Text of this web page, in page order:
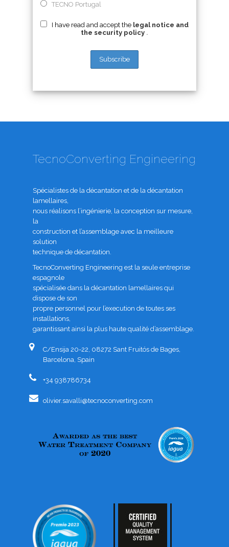
TECNO Portugal
I have read and accept the legal notice and
the security policy .
TecnoConverting Engineering
Spécialistes de la décantation et de la décantation
lamellaires,
nous réalisons l’ingénierie, la conception sur mesure,
la
construction et l’assemblage avec la meilleure
solution
technique de décantation.
TecnoConverting Engineering est la seule entreprise
espagnole
spécialisée dans la décantation lamellaires qui
dispose de son
propre personnel pour l’execution de toutes ses
installations,
garantissant ainsi la plus haute qualité d’assemblage.
C/Ensija 20-22, 08272 Sant Fruitós de Bages,
Barcelona, Spain
+34 938786734
olivier.savalli@tecnoconverting.com